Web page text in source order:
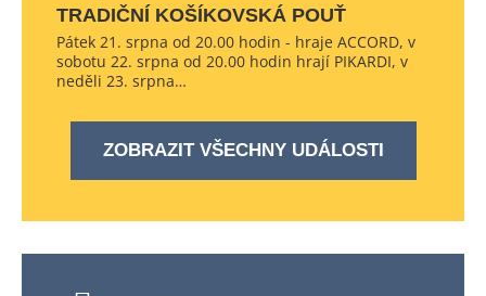
TRADIČNÍ KOŠÍKOVSKÁ POUŤ
Pátek 21. srpna od 20.00 hodin - hraje ACCORD, v
sobotu 22. srpna od 20.00 hodin hrají PIKARDI, v
neděli 23. srpna…
ZOBRAZIT VŠECHNY UDÁLOSTI